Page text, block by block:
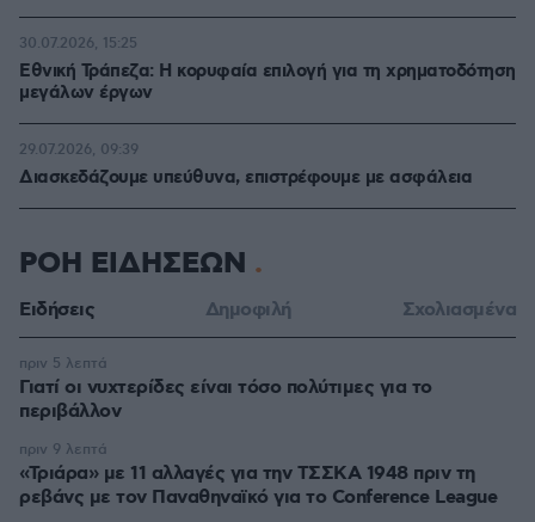
Εθνική Τράπεζα: Η κορυφαία επιλογή για τη χρηματοδότηση
μεγάλων έργων
30.07.2026, 15:25
Διασκεδάζουμε υπεύθυνα, επιστρέφουμε με ασφάλεια
29.07.2026, 09:39
ΡΟΗ ΕΙΔΗΣΕΩΝ
Ειδήσεις Δημοφιλή Σχολιασμένα
Γιατί οι νυχτερίδες είναι τόσο πολύτιμες για το
περιβάλλον
πριν 5 λεπτά
«Τριάρα» με 11 αλλαγές για την ΤΣΣΚΑ 1948 πριν τη
ρεβάνς με τον Παναθηναϊκό για το Conference League
πριν 9 λεπτά